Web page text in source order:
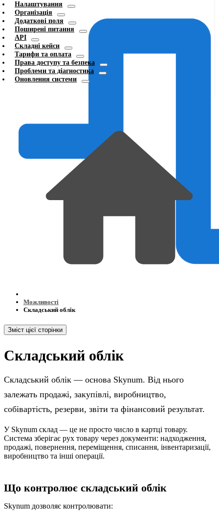
Налаштування
Організація
Додаткові поля
Поширені питання
API
Складні кейси
Тарифи та оплата
Права доступу та безпека
Проблеми та діагностика
Оновлення системи
Можливості
Складський облік
Зміст цієї сторінки
Складський облік
Складський облік — основа Skynum. Від нього
залежать продажі, закупівлі, виробництво,
собівартість, резерви, звіти та фінансовий результат.
У Skynum склад — це не просто число в картці товару.
Система зберігає рух товару через документи: надходження,
продажі, повернення, переміщення, списання, інвентаризації,
виробництво та інші операції.
Що контролює складський облік
Skynum дозволяє контролювати: